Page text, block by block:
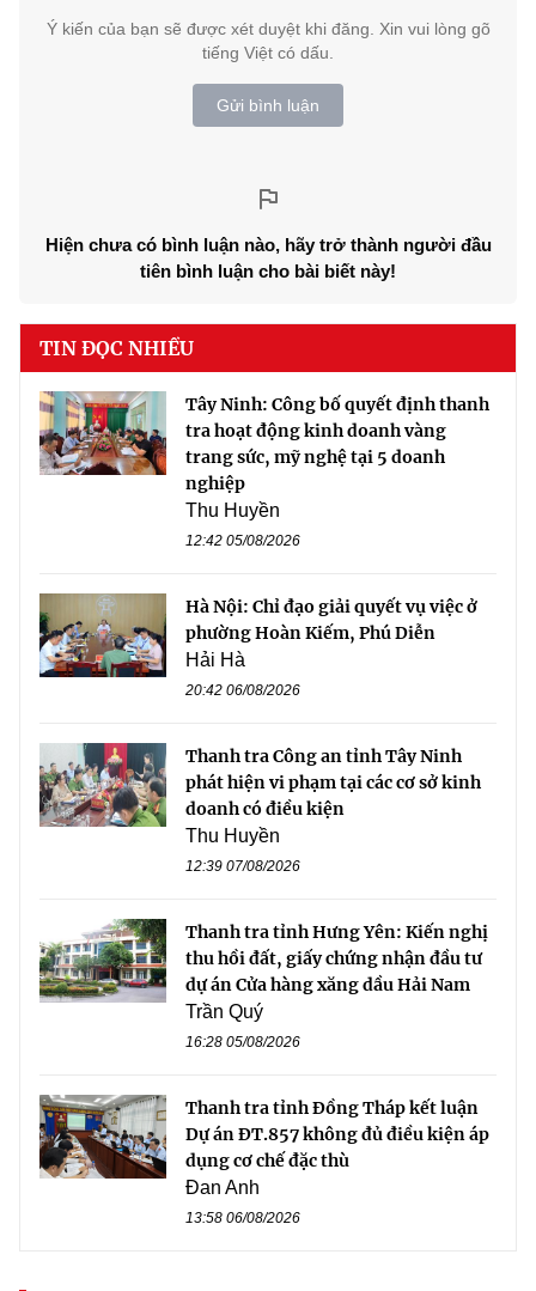
Ý kiến của bạn sẽ được xét duyệt khi đăng. Xin vui lòng gõ
tiếng Việt có dấu.
Gửi bình luận
Hiện chưa có bình luận nào, hãy trở thành người đầu
tiên bình luận cho bài biết này!
TIN ĐỌC NHIỀU
Tây Ninh: Công bố quyết định thanh
tra hoạt động kinh doanh vàng
trang sức, mỹ nghệ tại 5 doanh
nghiệp
Thu Huyền
12:42 05/08/2026
Hà Nội: Chỉ đạo giải quyết vụ việc ở
phường Hoàn Kiếm, Phú Diễn
Hải Hà
20:42 06/08/2026
Thanh tra Công an tỉnh Tây Ninh
phát hiện vi phạm tại các cơ sở kinh
doanh có điều kiện
Thu Huyền
12:39 07/08/2026
Thanh tra tỉnh Hưng Yên: Kiến nghị
thu hồi đất, giấy chứng nhận đầu tư
dự án Cửa hàng xăng dầu Hải Nam
Trần Quý
16:28 05/08/2026
Thanh tra tỉnh Đồng Tháp kết luận
Dự án ĐT.857 không đủ điều kiện áp
dụng cơ chế đặc thù
Đan Anh
13:58 06/08/2026